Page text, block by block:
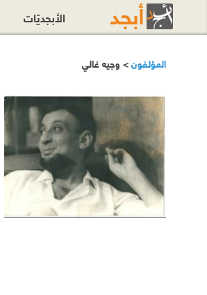
المؤلفون> وجيه غالي
الأبجديّات